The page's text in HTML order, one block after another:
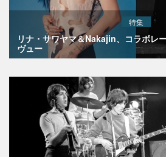
特集
リナ・サワヤマ＆Nakajin、コラボレ
ヴュー